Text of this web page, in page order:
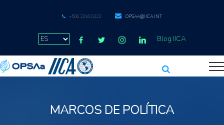
+506 2216 0222 OPSAA@IICA.INT
Blog IICA
MARCOS DE POLÍTICA